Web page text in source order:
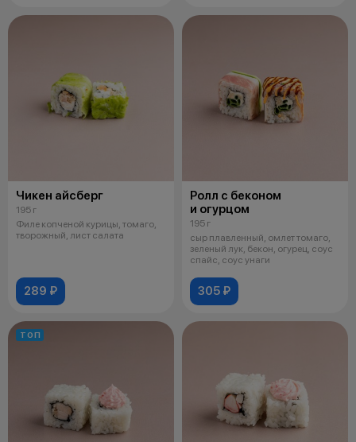
Чикен айсберг
195 г
Филе копченой курицы, томаго,
творожный, лист салата
289 ₽
Ролл с беконом
и огурцом
195 г
сыр плавленный, омлет томаго,
зеленый лук, бекон, огурец, соус
спайс, соус унаги
305 ₽
ТОП